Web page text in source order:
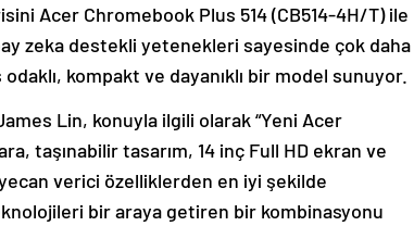
Acer Chromebook Plus 514 (CB514-4H/T) ile
zeka destekli yetenekleri sayesinde çok daha
kompakt ve dayanıklı bir model sunuyor.
Lin, konuyla ilgili olarak “Yeni Acer
taşınabilir tasarım, 14 inç Full HD ekran ve
verici özelliklerden en iyi şekilde
bir araya getiren bir kombinasyonu